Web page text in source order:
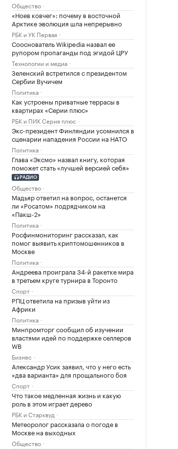
Общество
«Ноев ковчег»: почему в восточной
Арктике эволюция шла непрерывно
РБК и УК Первая
Сооснователь Wikipedia назвал ее
рупором пропаганды под эгидой ЦРУ
Технологии и медиа
Зеленский встретился с президентом
Сербии Вучичем
Политика
Как устроены приватные террасы в
квартирах «Серии плюс»
РБК и ПИК Серия плюс
Экс-президент Финляндии усомнился в
сценарии нападения России на НАТО
Политика
Глава «Эксмо» назвал книгу, которая
поможет стать «лучшей версией себя»
РАДИО
Общество
Мадьяр ответил на вопрос, останется
ли «Росатом» подрядчиком на
«Пакш-2»
Политика
Росфинмониторинг рассказал, как
помог выявить криптомошенников в
Москве
Политика
Андреева проиграла 34-й ракетке мира
в третьем круге турнира в Торонто
Спорт
РПЦ ответила на призыв уйти из
Африки
Политика
Минпромторг сообщил об изучении
властями идей по поддержке селлеров
WB
Бизнес
Александр Усик заявил, что у него есть
«два варианта» для прощального боя
Спорт
Что такое медленная жизнь и какую
роль в этом играет дерево
РБК и Старквуд
Метеоролог рассказала о погоде в
Москве на выходных
Общество